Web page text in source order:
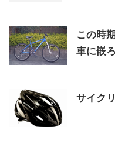
この時
車に嵌
サイク